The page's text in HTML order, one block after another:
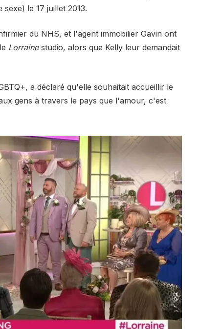
le 17 juillet 2013.
du NHS, et l'agent immobilier Gavin ont
Lorrainestudio, alors que Kelly leur demandait
a déclaré qu'elle souhaitait accueillir le
gens à travers le pays que l'amour, c'est